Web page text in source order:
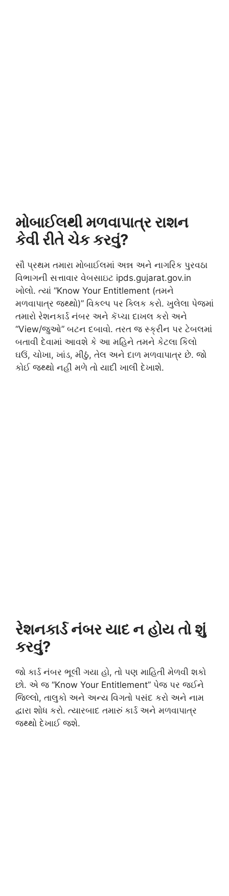
મોબાઈલથી મળવાપાત્ર રાશન
કેવી રીતે ચેક કરવું?
સૌ પ્રથમ તમારા મોબાઈલમાં અન્ન અને નાગરિક પુરવઠા
વિભાગની સત્તાવાર વેબસાઇટ ipds.gujarat.gov.in
ખોલો. ત્યાં “Know Your Entitlement (તમને
મળવાપાત્ર જથ્થો)” વિકલ્પ પર ક્લિક કરો. ખુલેલા પેજમાં
તમારો રેશનકાર્ડ નંબર અને કૅપ્ચા દાખલ કરો અને
“View/જુઓ” બટન દબાવો. તરત જ સ્ક્રીન પર ટેબલમાં
બતાવી દેવામાં આવશે કે આ મહિને તમને કેટલા કિલો
ઘઉં, ચોખા, ખાંડ, મીઠું, તેલ અને દાળ મળવાપાત્ર છે. જો
કોઈ જથ્થો નહીં મળે તો યાદી ખાલી દેખાશે.
રેશનકાર્ડ નંબર યાદ ન હોય તો શું
કરવું?
જો કાર્ડ નંબર ભૂલી ગયા હો, તો પણ માહિતી મેળવી શકો
છો. એ જ “Know Your Entitlement” પેજ પર જઈને
જિલ્લો, તાલુકો અને અન્ય વિગતો પસંદ કરો અને નામ
દ્વારા શોધ કરો. ત્યારબાદ તમારું કાર્ડ અને મળવાપાત્ર
જથ્થો દેખાઈ જશે.